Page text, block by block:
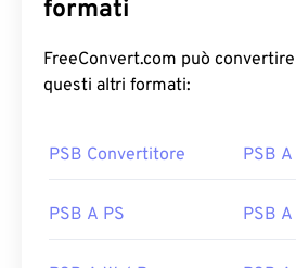
formati
FreeConvert.com può convertire i
questi altri formati:
PSB Convertitore PSB
PSB A PS PSB A